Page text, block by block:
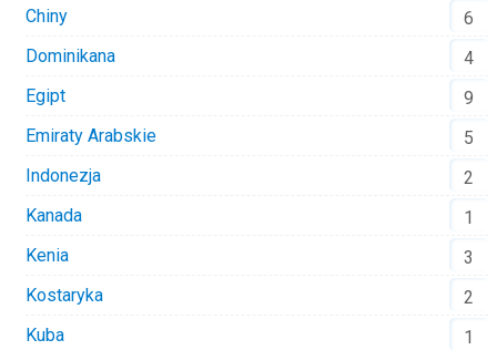
Chiny
6
Dominikana
4
Egipt
9
Emiraty Arabskie
5
Indonezja
2
Kanada
1
Kenia
3
Kostaryka
2
Kuba
1